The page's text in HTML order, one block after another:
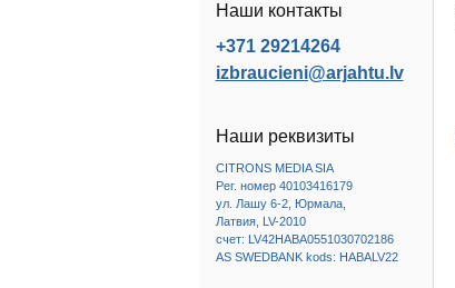
Наши контакты
+371 29214264
izbraucieni@arjahtu.lv
Наши реквизиты
CITRONS MEDIA SIA
Рег. номер 40103416179
ул. Лашу 6-2, Юрмала,
Латвия, LV-2010
счет: LV42HABA0551030702186
AS SWEDBANK kods: HABALV22